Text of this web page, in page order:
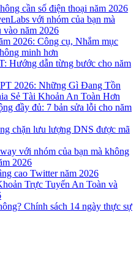
cần số điện thoại năm 2026
với nhóm của bạn mà
vào năm 2026
2026: Công cụ, Nhắm mục
minh hơn
Hướng dẫn từng bước cho năm
2026: Những Gì Đang Tồn
Sẻ Tài Khoản An Toàn Hơn
đầy đủ: 7 bản sửa lỗi cho năm
chặn lưu lượng DNS được mã
với nhóm của bạn mà không
2026
cao Twitter năm 2026
Trực Tuyến An Toàn và
Chính sách 14 ngày thực sự